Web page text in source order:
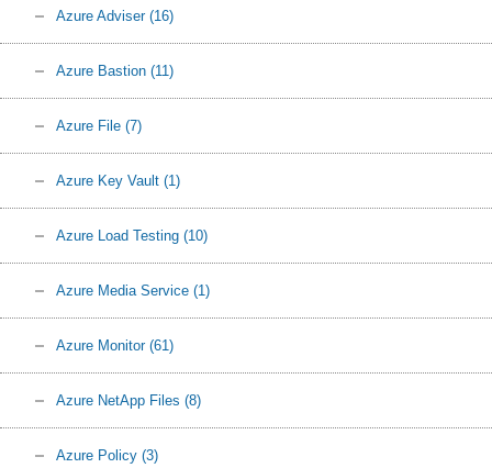
Azure Adviser (16)
Azure Bastion (11)
Azure File (7)
Azure Key Vault (1)
Azure Load Testing (10)
Azure Media Service (1)
Azure Monitor (61)
Azure NetApp Files (8)
Azure Policy (3)